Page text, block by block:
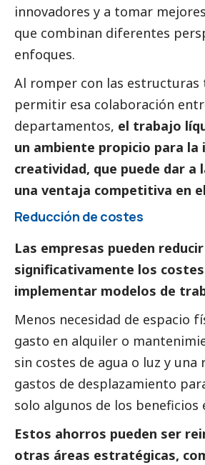
innovadores y a tomar
que combinan diferentes
enfoques.
Al romper con las estructuras
permitir esa colaboración
departamentos, el trabajo
un ambiente propicio para la
creatividad, que puede dar a
una ventaja competitiva en
Reducción de costes
Las empresas pueden reducir
significativamente los coste
implementar modelos de
Menos necesidad de espacio
gasto en alquiler o
sin costes de agua o luz y una
gastos de desplazamiento
solo algunos de los beneficios
Estos ahorros pueden ser
otras áreas estratégicas,